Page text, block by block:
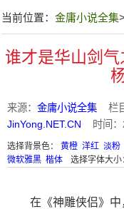
当前位置： 金庸小说全集>
谁才是华山剑气
来源： 金庸小说全集 栏
JinYong.NET.CN 时间：
选择背景色： 黄橙 洋红 淡粉
微软雅黑 楷体 选择字体大小
在《神雕侠侣》